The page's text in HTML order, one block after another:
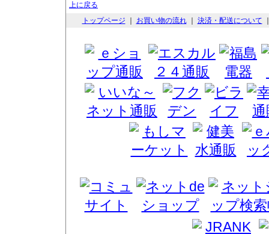
上に戻る
トップページ
お買い物の流れ｜ 決済・配送について